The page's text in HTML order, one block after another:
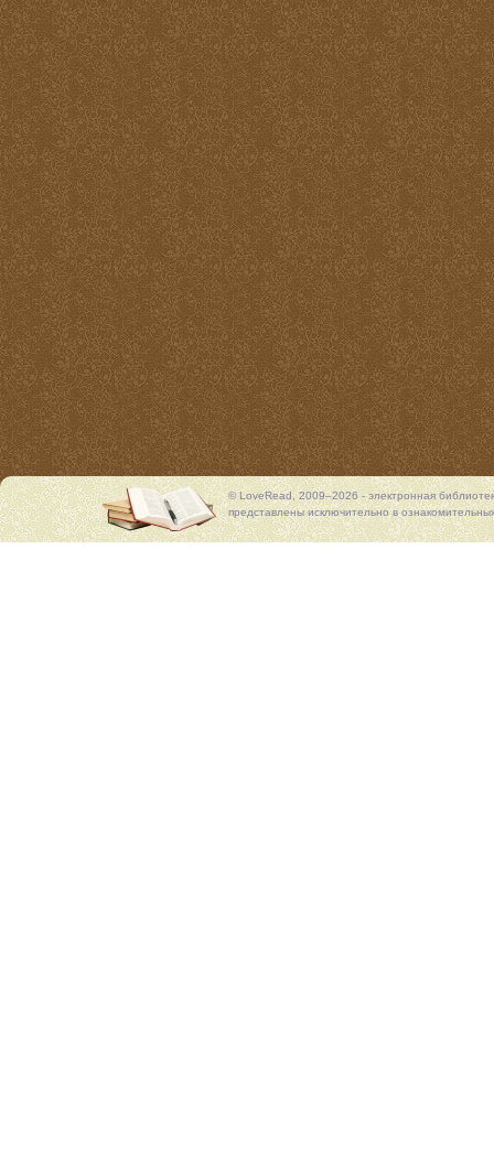
© LoveRead, 2009–2026 - электронная
представлены исключительно в